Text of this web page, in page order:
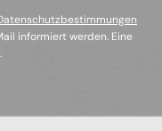
informiert werden. Eine